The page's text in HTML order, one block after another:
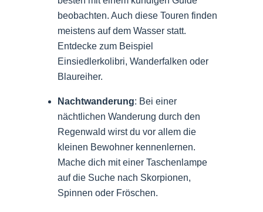
beobachten. Auch diese Touren finden
meistens auf dem Wasser statt.
Entdecke zum Beispiel
Einsiedlerkolibri, Wanderfalken oder
Blaureiher.
Nachtwanderung: Bei einer
nächtlichen Wanderung durch den
Regenwald wirst du vor allem die
kleinen Bewohner kennenlernen.
Mache dich mit einer Taschenlampe
auf die Suche nach Skorpionen,
Spinnen oder Fröschen.